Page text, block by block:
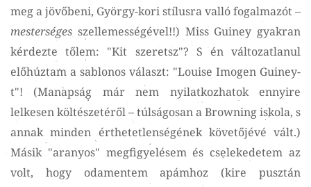
meg a jövőbeni, György-kori stílusra valló fogalmazót –
mesterséges szellemességével!!) Miss Guiney gyakran
kérdezte tőlem: "Kit szeretsz"? S én változatlanul
előhúztam a sablonos választ: "Louise Imogen Guiney-
t"! (Manapság már nem nyilatkozhatok ennyire
lelkesen költészetéről – túlságosan a Browning iskola, s
annak minden érthetetlenségének követőjévé vált.)
Másik "aranyos" megfigyelésem és cselekedetem az
volt, hogy odamentem apámhoz (kire pusztán